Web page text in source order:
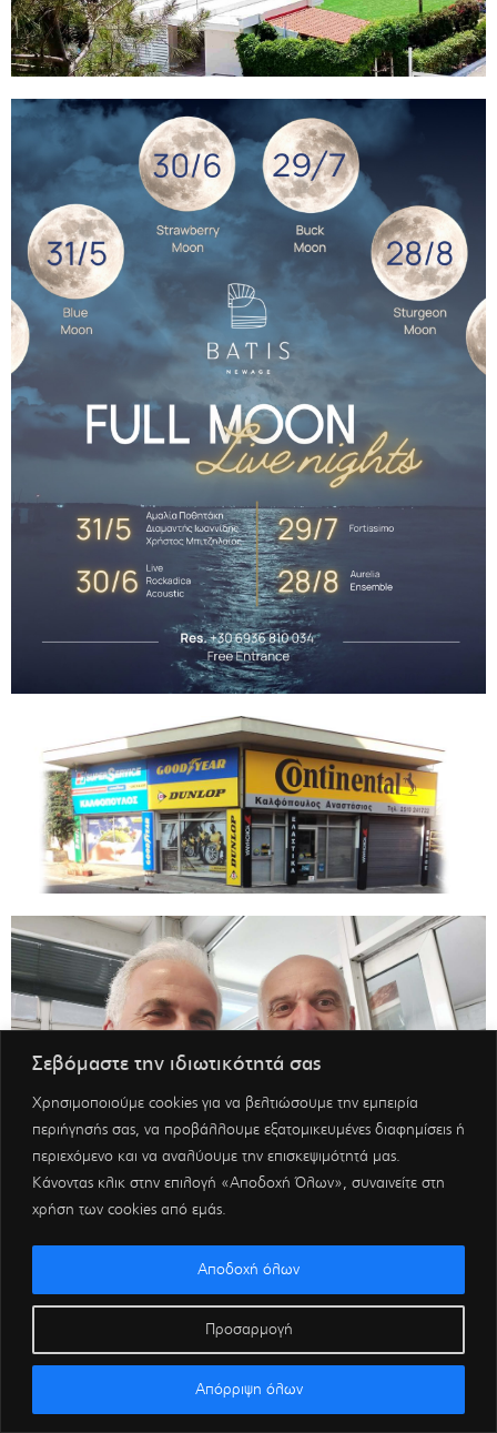
Σεβόμαστε την ιδιωτικότητά σας
Χρησιμοποιούμε cookies για να βελτιώσουμε την εμπειρία
περιήγησής σας, να προβάλλουμε εξατομικευμένες διαφημίσεις ή
περιεχόμενο και να αναλύουμε την επισκεψιμότητά μας.
Κάνοντας κλικ στην επιλογή «Αποδοχή Όλων», συναινείτε στη
χρήση των cookies από εμάς.
Προσαρμογή
Απόρριψη όλων
Αποδοχή όλων